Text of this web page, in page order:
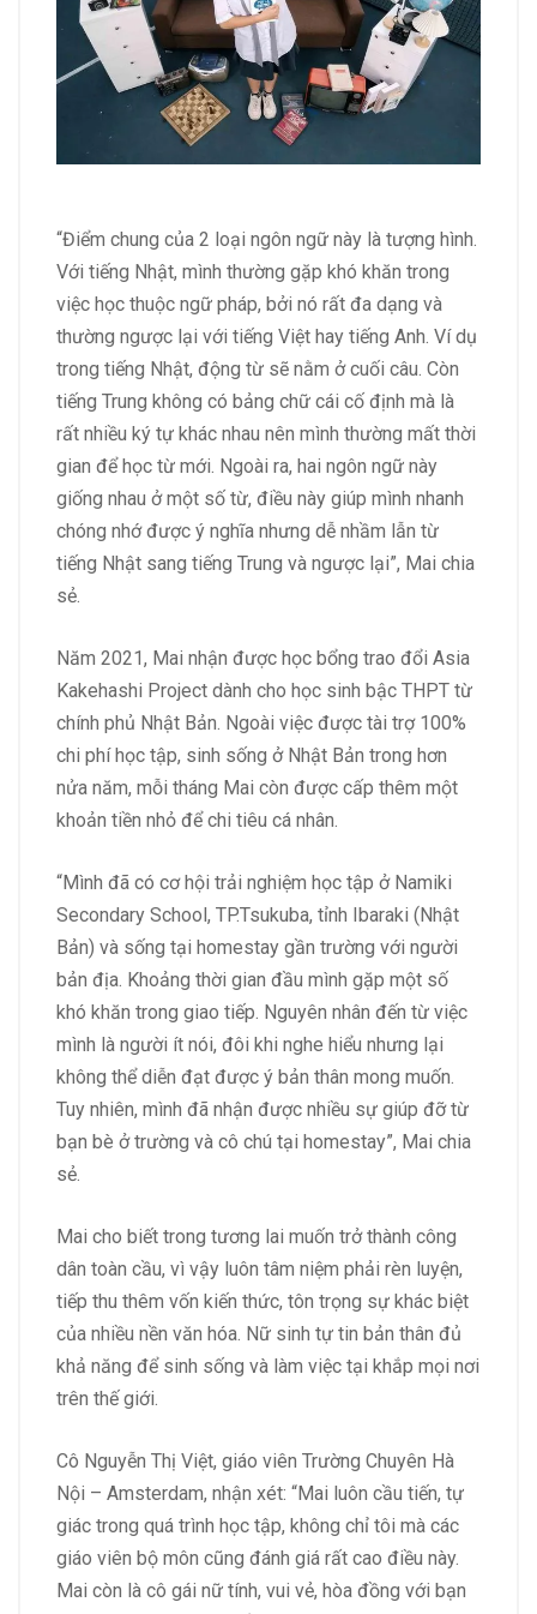
“Điểm chung của 2 loại ngôn ngữ này là tượng hình.
Với tiếng Nhật, mình thường gặp khó khăn trong
việc học thuộc ngữ pháp, bởi nó rất đa dạng và
thường ngược lại với tiếng Việt hay tiếng Anh. Ví dụ
trong tiếng Nhật, động từ sẽ nằm ở cuối câu. Còn
tiếng Trung không có bảng chữ cái cố định mà là
rất nhiều ký tự khác nhau nên mình thường mất thời
gian để học từ mới. Ngoài ra, hai ngôn ngữ này
giống nhau ở một số từ, điều này giúp mình nhanh
chóng nhớ được ý nghĩa nhưng dễ nhầm lẫn từ
tiếng Nhật sang tiếng Trung và ngược lại”, Mai chia
sẻ.
Năm 2021, Mai nhận được học bổng trao đổi Asia
Kakehashi Project dành cho học sinh bậc THPT từ
chính phủ Nhật Bản. Ngoài việc được tài trợ 100%
chi phí học tập, sinh sống ở Nhật Bản trong hơn
nửa năm, mỗi tháng Mai còn được cấp thêm một
khoản tiền nhỏ để chi tiêu cá nhân.
“Mình đã có cơ hội trải nghiệm học tập ở Namiki
Secondary School, TP.Tsukuba, tỉnh Ibaraki (Nhật
Bản) và sống tại homestay gần trường với người
bản địa. Khoảng thời gian đầu mình gặp một số
khó khăn trong giao tiếp. Nguyên nhân đến từ việc
mình là người ít nói, đôi khi nghe hiểu nhưng lại
không thể diễn đạt được ý bản thân mong muốn.
Tuy nhiên, mình đã nhận được nhiều sự giúp đỡ từ
bạn bè ở trường và cô chú tại homestay”, Mai chia
sẻ.
Mai cho biết trong tương lai muốn trở thành công
dân toàn cầu, vì vậy luôn tâm niệm phải rèn luyện,
tiếp thu thêm vốn kiến thức, tôn trọng sự khác biệt
của nhiều nền văn hóa. Nữ sinh tự tin bản thân đủ
khả năng để sinh sống và làm việc tại khắp mọi nơi
trên thế giới.
Cô Nguyễn Thị Việt, giáo viên Trường Chuyên Hà
Nội – Amsterdam, nhận xét: “Mai luôn cầu tiến, tự
giác trong quá trình học tập, không chỉ tôi mà các
giáo viên bộ môn cũng đánh giá rất cao điều này.
Mai còn là cô gái nữ tính, vui vẻ, hòa đồng với bạn